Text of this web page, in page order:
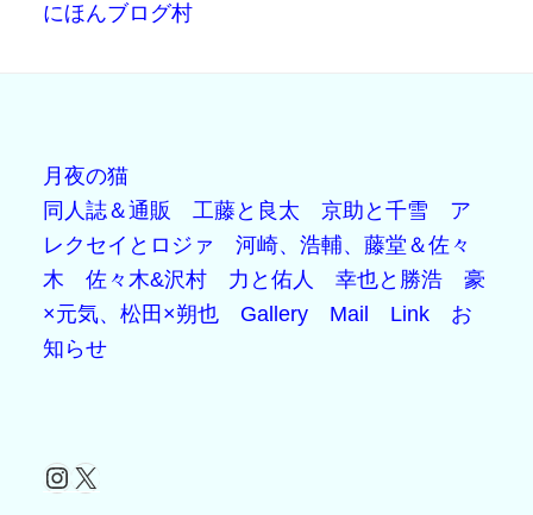
にほんブログ村
月夜の猫
同人誌＆通販
工藤と良太 京助と千雪
ア
レクセイとロジァ
河崎、浩輔、藤堂＆佐々
木
佐々木&沢村 力と佑人 幸也と勝浩
豪
×元気、松田×朔也
Gallery Mail Link
お
知らせ
Instagram
X